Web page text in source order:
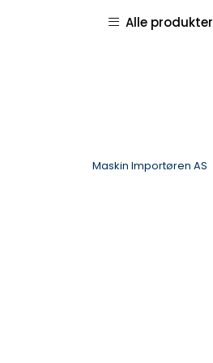
Pressemeldinger
Alle produkter
Maskin Importøren AS